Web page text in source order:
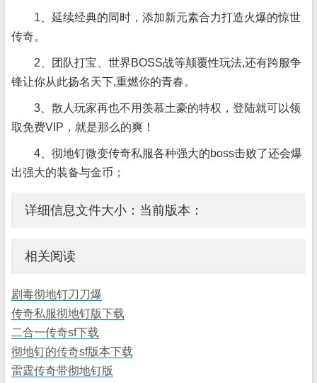
1、延续经典的同时，添加新元素合力打造火爆的惊世
传奇。
2、团队打宝、世界BOSS战等颠覆性玩法,还有跨服争
锋让你从此扬名天下,重燃你的青春。
3、散人玩家再也不用羡慕土豪的特权，登陆就可以领
取免费VIP，就是那么的爽！
4、彻地钉微变传奇私服各种强大的boss击败了还会爆
出强大的装备与金币；
详细信息文件大小：当前版本：
相关阅读
剧毒彻地钉刀刀爆
传奇私服彻地钉版下载
二合一传奇sf下载
彻地钉的传奇sf版本下载
雷霆传奇带彻地钉版